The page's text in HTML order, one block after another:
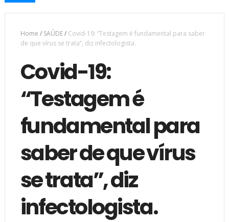
Home / SAÚDE/ Covid-19: “Testagem é fundamental para saber
de que vírus se trata”, diz infectologista.
Covid-19:
“Testagem é
fundamental para
saber de que vírus
se trata”, diz
infectologista.